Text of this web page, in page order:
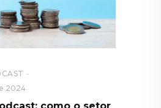
2024